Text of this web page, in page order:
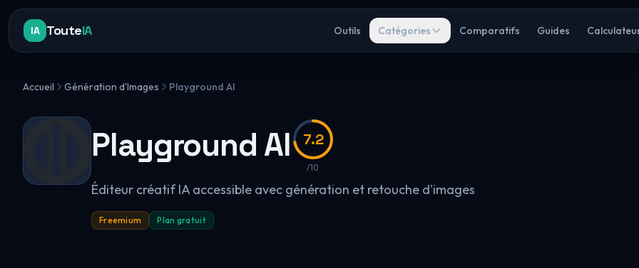
IA TouteIA Outils Catégories Comparatifs Guides
Accueil Génération d'Images Playground AI
Playground AI 7.2
/10
Éditeur créatif IA accessible avec génération et retouche d'images
Freemium Plan gratuit